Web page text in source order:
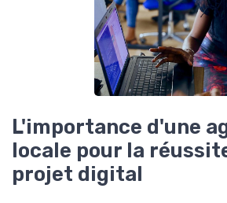
L'importance d'une
locale pour la
projet digital